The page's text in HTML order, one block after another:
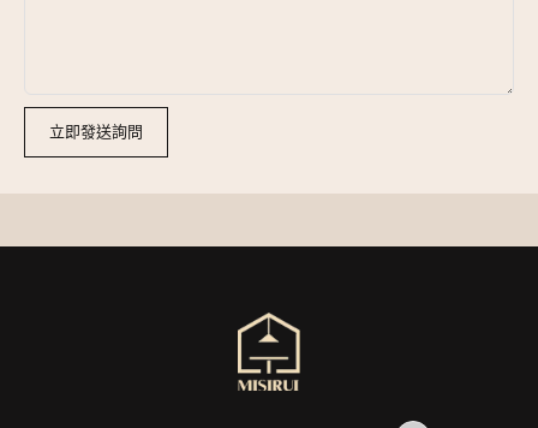
立即發送詢問